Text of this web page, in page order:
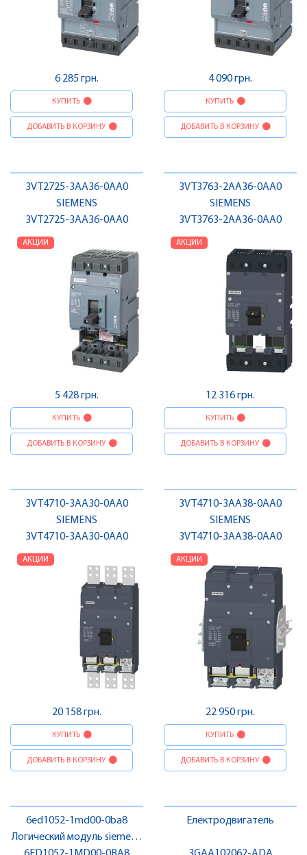
6 285 грн.
КУПИТЬ
ДОБАВИТЬ В КОРЗИНУ
4 090 грн.
КУПИТЬ
ДОБАВИТЬ В КОРЗИНУ
3VT2725-3AA36-0AA0
SIEMENS
3VT2725-3AA36-0AA0
АКЦИИ
5 428 грн.
КУПИТЬ
ДОБАВИТЬ В КОРЗИНУ
3VT3763-2AA36-0AA0
SIEMENS
3VT3763-2AA36-0AA0
АКЦИИ
12 316 грн.
КУПИТЬ
ДОБАВИТЬ В КОРЗИНУ
3VT4710-3AA30-0AA0
SIEMENS
3VT4710-3AA30-0AA0
АКЦИИ
20 158 грн.
КУПИТЬ
ДОБАВИТЬ В КОРЗИНУ
3VT4710-3AA38-0AA0
SIEMENS
3VT4710-3AA38-0AA0
АКЦИИ
22 950 грн.
КУПИТЬ
ДОБАВИТЬ В КОРЗИНУ
6ed1052-1md00-0ba8
Логический модуль siemens,
Електродвигатель